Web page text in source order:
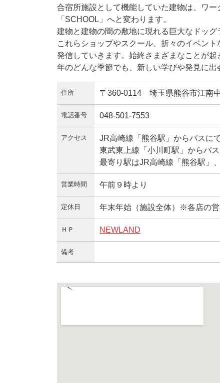
合宿所施設として機能していた建物は、ワ
「SCHOOL」へと変わります。
建物と建物の間の敷地に現れる巨大なドッ
これらショップやスクール、折々のイベン
発信していきます。始終さまざまなことが
年のどんな季節でも、新しい学びや発見に出
住所 〒360-0114 埼玉県熊谷市江南
電話番号 048-501-7553
アクセス
JR高崎線「熊谷駅」からバスに
東武東上線「小川町駅」からバ
最寄り駅はJR高崎線「熊谷駅」
営業時間 午前９時より
定休日 年末年始（施設全体）※各店の
ＨＰ NEWLAND
備考